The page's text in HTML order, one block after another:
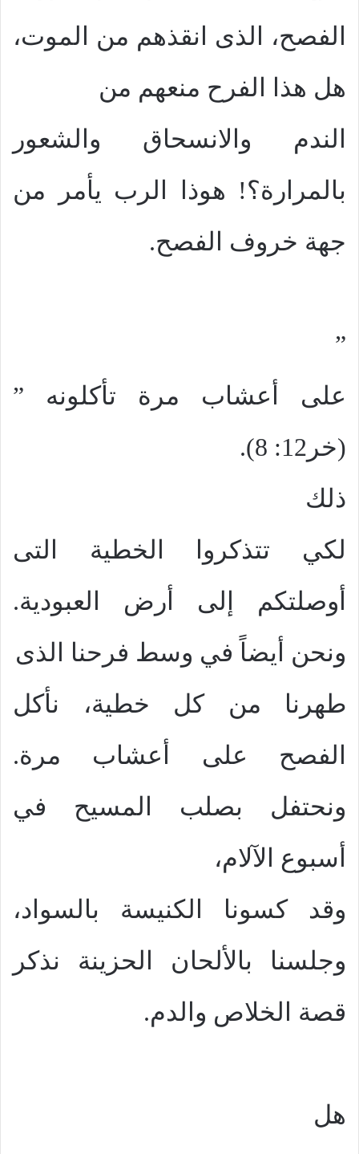
الفصح، الذى انقذهم من الموت،
هل هذا الفرح منعهم من
الندم والانسحاق والشعور
بالمرارة؟! هوذا الرب يأمر من
جهة خروف الفصح.
”
على أعشاب مرة تأكلونه ”
(خر12: 8).
ذلك
لكي تتذكروا الخطية التى
أوصلتكم إلى أرض العبودية.
ونحن أيضاً في وسط فرحنا الذى
طهرنا من كل خطية، نأكل
الفصح على أعشاب مرة.
ونحتفل بصلب المسيح في
أسبوع الآلام،
وقد كسونا الكنيسة بالسواد،
وجلسنا بالألحان الحزينة نذكر
قصة الخلاص والدم.
هل